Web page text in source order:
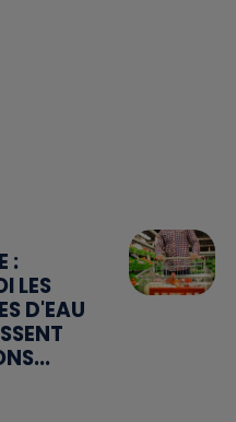
:
LES
D'EAU